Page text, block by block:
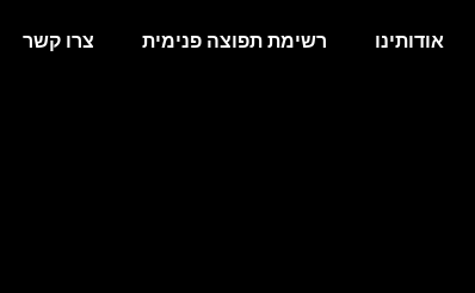
אודותינו רשימת תפוצה פנימית צרו קשר